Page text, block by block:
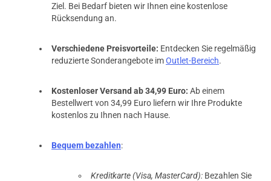
Ziel. Bei Bedarf bieten wir Ihnen eine kostenlose
Rücksendung an.
Verschiedene Preisvorteile: Entdecken Sie regelmäßig
reduzierte Sonderangebote imOutlet-Bereich.
Kostenloser Versand ab 34,99 Euro: Ab einem
Bestellwert von 34,99 Euro liefern wir Ihre Produkte
kostenlos zu Ihnen nach Hause.
Bequem bezahlen:
Kreditkarte (Visa, MasterCard): Bezahlen Sie